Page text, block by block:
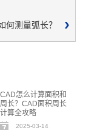
何测量弧长？
CAD怎么计算面积和
周长？CAD面积周长
计算全攻略
2025-03-14